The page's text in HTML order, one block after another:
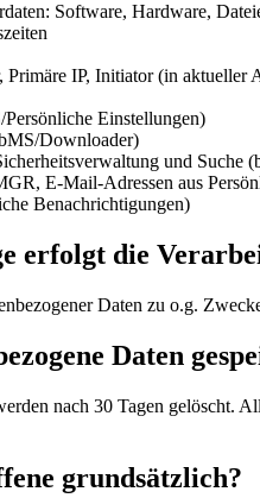
Software, Hardware,
Primäre IP, Initiator (in
Einstellungen)
Downloader)
und Suche
E-Mail-Adressen aus
Benachrichtigungen)
erfolgt die
Daten zu o.g.
Daten
nach 30 Tagen gelöscht.
grundsätzlich?